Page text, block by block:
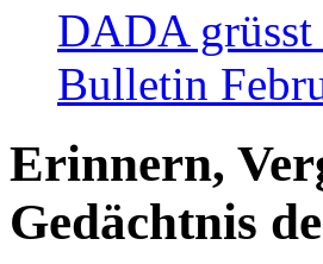
DADA
Bulletin
Erinnern,
Gedächtnis